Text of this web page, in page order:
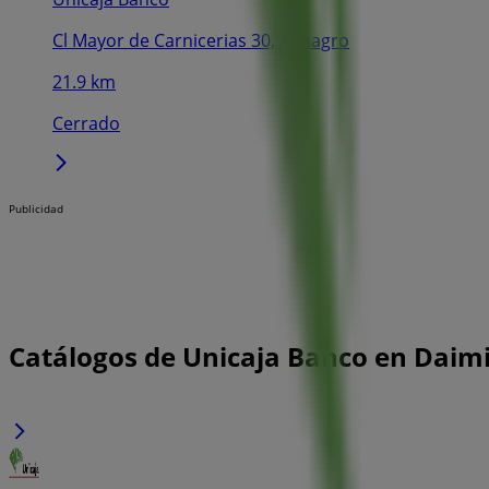
Cl Mayor de Carnicerias 30, Almagro
21.9 km
Cerrado
Publicidad
Catálogos de Unicaja Banco en